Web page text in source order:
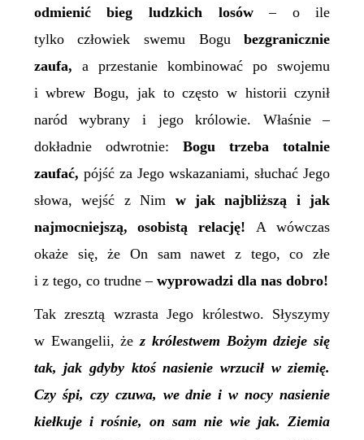
odmienić bieg ludzkich losów– o ile
tylko człowiek swemu Bogubezgranicznie
zaufa, a przestanie kombinować po swojemu
i wbrew Bogu, jak to często w historii czynił
naród wybrany i jego królowie. Właśnie –
dokładnie odwrotnie: Bogu trzeba totalnie
zaufać, pójść za Jego wskazaniami, słuchać Jego
słowa, wejść z Nim w jak najbliższą i jak
najmocniejszą, osobistą relację! A wówczas
okaże się, że On sam nawet z tego, co złe
i z tego, co trudne – wyprowadzi dla nas dobro!
Tak zresztą wzrasta Jego królestwo. Słyszymy
w Ewangelii, żez królestwem Bożym dzieje się
tak, jak gdyby ktoś nasienie wrzucił w ziemię.
Czy śpi, czy czuwa, we dnie i w nocy nasienie
kiełkuje i rośnie, on sam nie wie jak. Ziemia